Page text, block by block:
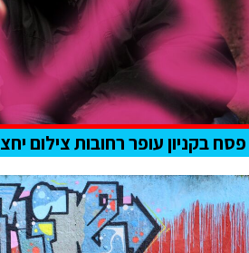
פסח בקניון עופר רחובות צילום יחצ